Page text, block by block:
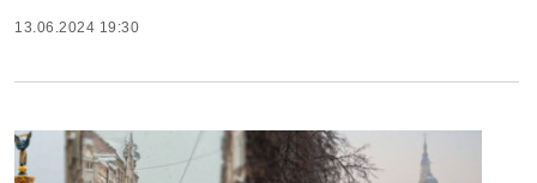
13.06.2024 19:30